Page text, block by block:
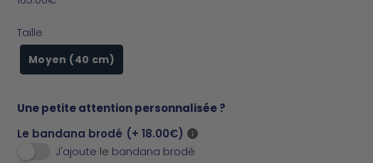
Taille
Moyen (40 cm)
Une petite attention personnalisée ?
Le bandana brodé (+ 18.00€)
J'ajoute le bandana brodé